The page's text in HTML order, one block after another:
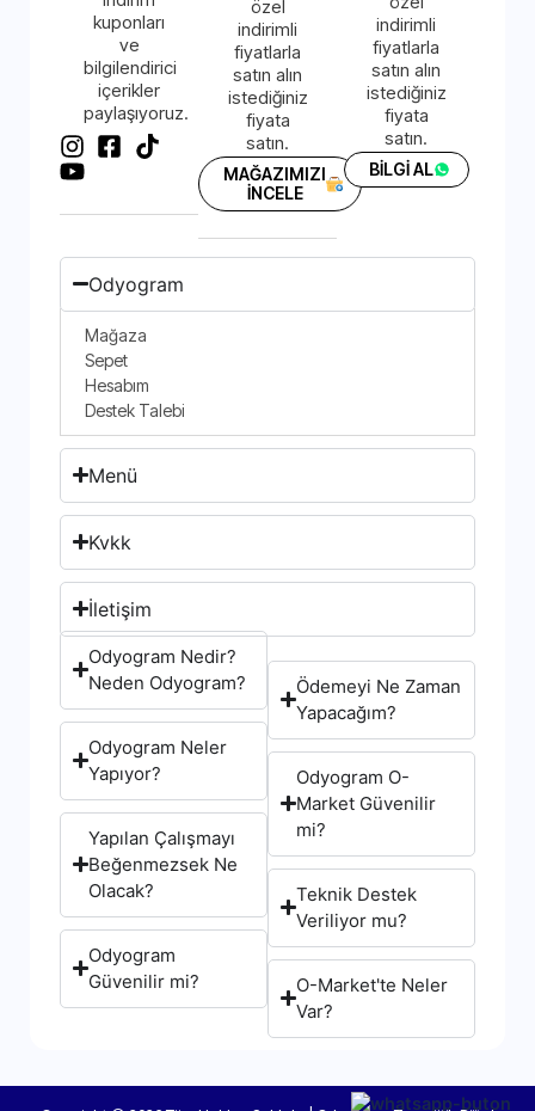
kuponları
ve
bilgilendirici
içerikler
paylaşıyoruz.
özel
indirimli
fiyatlarla
satın alın
istediğiniz
fiyata
satın.
MAĞAZIMIZI
İNCELE
indirimli
fiyatlarla
satın alın
istediğiniz
fiyata
satın.
BİLGİ AL
Odyogram
Mağaza
Sepet
Hesabım
Destek Talebi
Menü
Kvkk
İletişim
Odyogram Nedir?
Neden Odyogram?
Odyogram Neler
Yapıyor?
Yapılan Çalışmayı
Beğenmezsek Ne
Olacak?
Odyogram
Güvenilir mi?
Ödemeyi Ne Zaman
Yapacağım?
Odyogram O-
Market Güvenilir
mi?
Teknik Destek
Veriliyor mu?
O-Market'te Neler
Var?